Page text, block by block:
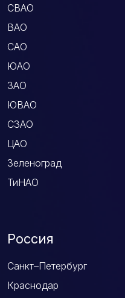
СВАО
ВАО
САО
ЮАО
ЗАО
ЮВАО
СЗАО
ЦАО
Зеленоград
ТиНАО
Россия
Санкт–Петербург
Краснодар